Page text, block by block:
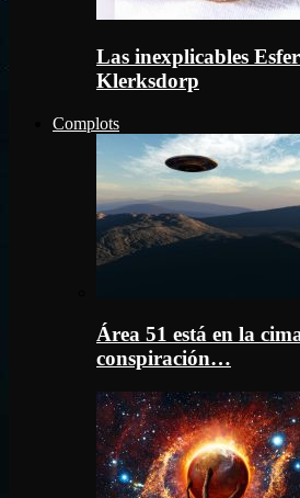
Las inexplicables
Klerksdorp
Complots
Área 51 está en la
conspiración…